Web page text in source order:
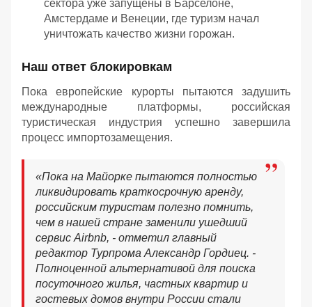
сектора уже запущены в Барселоне,
Амстердаме и Венеции, где туризм начал
уничтожать качество жизни горожан.
Наш ответ блокировкам
Пока европейские курорты пытаются задушить
международные платформы, российская
туристическая индустрия успешно завершила
процесс импортозамещения.
«Пока на Майорке пытаются полностью
ликвидировать краткосрочную аренду,
российским туристам полезно помнить,
чем в нашей стране заменили ушедший
сервис Airbnb, - отметил главный
редактор Турпрома Александр Гордиец. -
Полноценной альтернативой для поиска
посуточного жилья, частных квартир и
гостевых домов внутри России стали